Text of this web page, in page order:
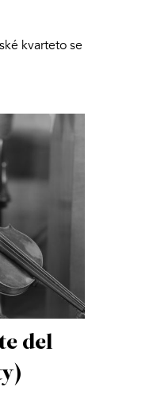
kvarteto se
del